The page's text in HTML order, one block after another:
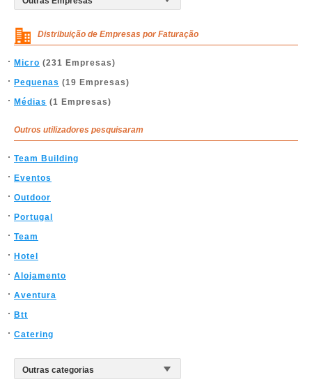
Distribuição de Empresas por Faturação
Micro (231 Empresas)
Pequenas (19 Empresas)
Médias (1 Empresas)
Outros utilizadores pesquisaram
Team Building
Eventos
Outdoor
Portugal
Team
Hotel
Alojamento
Aventura
Btt
Catering